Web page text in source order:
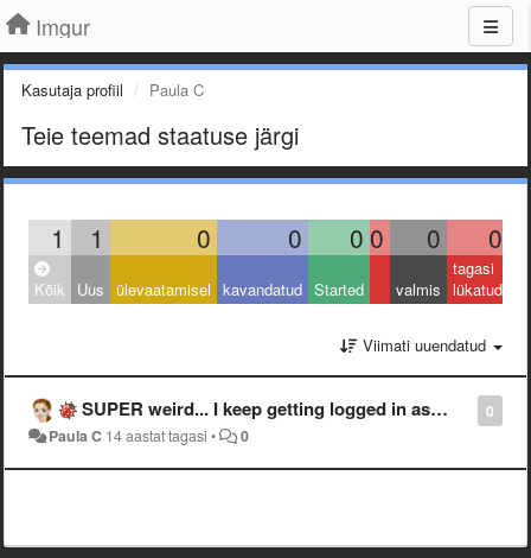
Imgur
Kasutaja profiil Paula C
Teie teemad staatuse järgi
1 1 0 0 0 0 0 0
Kõik Uus ülevaatamisel kavandatud Started valmis
tagasi
lükatud
Viimati uuendatud
0
SUPER weird... I keep getting logged in as username: Vexal? What the heck.
Paula C 14 aastat tagasi • 0